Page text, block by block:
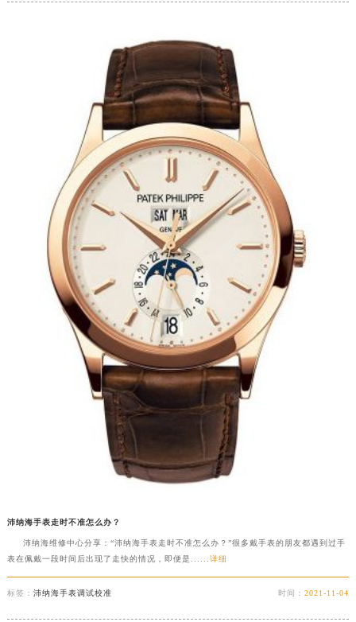
沛纳海手表走时不准怎么办？
沛纳海维修中心分享：“沛纳海手表走时不准怎么办？”很多戴手表的朋友都遇到过手
表在佩戴一段时间后出现了走快的情况，即便是......详细
标签： 沛纳海手表调试校准 时间：2021-11-04